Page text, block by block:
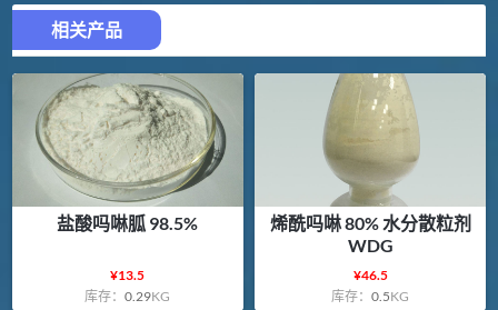
相关产品
盐酸吗啉胍 98.5%
¥13.5
库存：0.29KG
烯酰吗啉 80% 水分散粒剂
WDG
¥46.5
库存：0.5KG